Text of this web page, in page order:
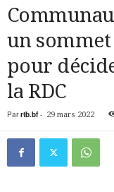
un
pour
la RDC
Par rtb.bf- 29 mars 2022